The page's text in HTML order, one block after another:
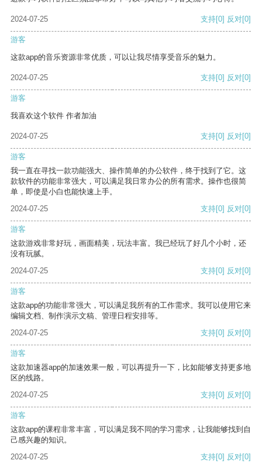
2024-07-25 支持[0] 反对[0]
游客
这款app的音乐资源非常优质，可以让我尽情享受音乐的魅力。
2024-07-25 支持[0] 反对[0]
游客
我喜欢这个软件 作者加油
2024-07-25 支持[0] 反对[0]
游客
我一直在寻找一款功能强大、操作简单的办公软件，终于找到了它。这
款软件的功能非常强大，可以满足我日常办公的所有需求。操作也很简
单，即使是小白也能快速上手。
2024-07-25
支持[0] 反对[0]
游客
这款游戏非常好玩，画面精美，玩法丰富。我已经玩了好几个小时，还
没有玩腻。
2024-07-25
支持[0] 反对[0]
游客
这款app的功能非常强大，可以满足我所有的工作需求。我可以使用它来
编辑文档、制作演示文稿、管理日程安排等。
2024-07-25
支持[0] 反对[0]
游客
这款加速器app的加速效果一般，可以再提升一下，比如能够支持更多地
区的线路。
2024-07-25
支持[0] 反对[0]
游客
这款app的课程非常丰富，可以满足我不同的学习需求，让我能够找到自
己感兴趣的知识。
2024-07-25
支持[0] 反对[0]